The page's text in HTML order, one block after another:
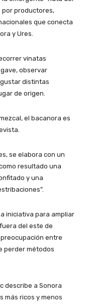
por productores,
que conecta
y Ures.
vinatas
observar
distintas
de origen.
el bacanora es
se elabora con un
resultado una
y una
iniciativa para ampliar
del este de
entre
perder métodos
describe a Sonora
más ricos y menos